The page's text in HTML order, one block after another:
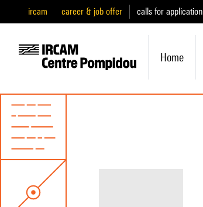
ircam career & job offer calls for application
Home